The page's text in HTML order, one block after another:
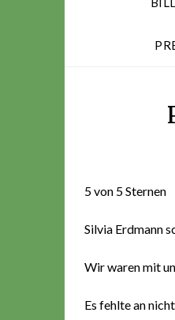
5 von 5 Sternen
Silvia Erdmann
Wir waren mit
Es fehlte an